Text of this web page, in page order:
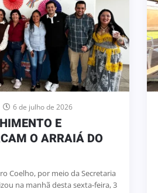
6 de julho de 2026
E
O ARRAIÁ DO
Coelho, por meio da Secretaria
na manhã desta sexta-feira, 3